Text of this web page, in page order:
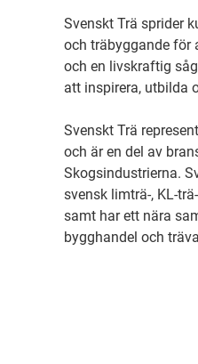
Svenskt Trä sprider
och träbyggande för
och en livskraftig
att inspirera, utbilda
Svenskt Trä
och är en del av
Skogsindustrierna.
svensk limträ-, KL-
samt har ett nära
bygghandel och